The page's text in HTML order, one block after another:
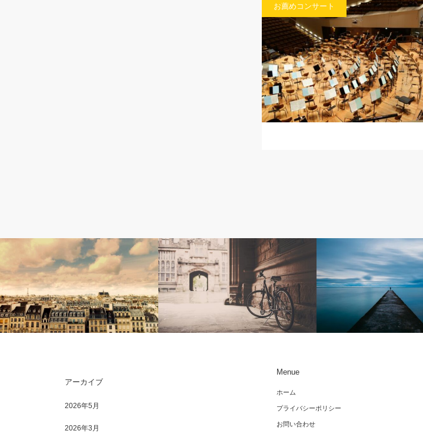
お薦めコンサート
ツァルト：交響曲第31番ニ長調
川口成彦さんのフォルテピアノでショパ
ンを聴く～フォルテピアノ・リサイタル
タル2025～その美と断絶
アーカイブ
2026年5月
2026年3月
Menue
ホーム
プライバシーポリシー
お問い合わせ